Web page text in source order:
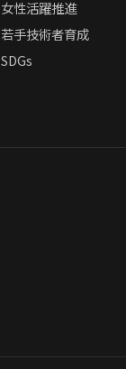
女性活躍推進
若手技術者育成
SDGs